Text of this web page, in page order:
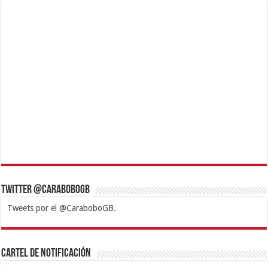
Twitter @CaraboboGB
Tweets por el @CaraboboGB.
1xbetBetturkeyBetistKralbetSupertotobetTipobetMatadorbetMariobet
https://mvbcasino.com/
Cartel de Notificación